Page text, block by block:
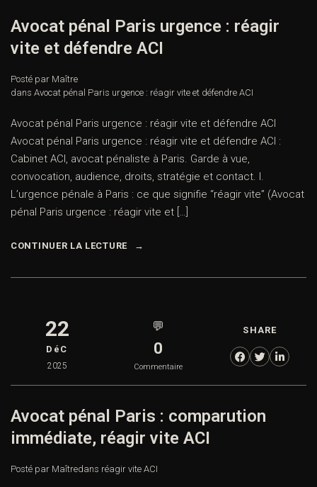
Avocat pénal Paris urgence : réagir
vite et défendre ACI
Posté par Maître
dans Avocat pénal Paris urgence : réagir vite et défendre ACI
Avocat pénal Paris urgence : réagir vite et défendre ACI
Avocat pénal Paris urgence : réagir vite et défendre ACI :
Cabinet ACI, avocat pénaliste à Paris. Garde à vue,
convocation, audience, droits, stratégie et contact. I.
L’urgence pénale à Paris : ce que signifie “réagir vite” (Avocat
pénal Paris urgence : réagir vite et […]
CONTINUER LA LECTURE
22
DéC
2025
💬
0
Commentaire
SHARE
Avocat pénal Paris : comparution
immédiate, réagir vite ACI
Posté par Maîtredans réagir vite ACI